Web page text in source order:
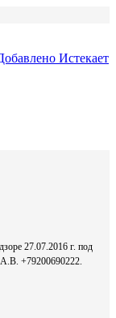
Истекает
27.07.2016 г. под
+79200690222.